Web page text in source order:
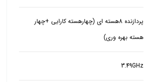
پردازنده 8هسته ای (چهارهسته کارایی +چهار
هسته بهره وری)
3.49GHz